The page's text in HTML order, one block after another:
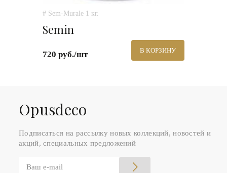
# Sem-Murale 1 кг.
Semin
720 руб./шт В КОРЗИНУ
Оpusdeco
Подписаться на рассылку новых коллекций, новостей и
акций, специальных предложений